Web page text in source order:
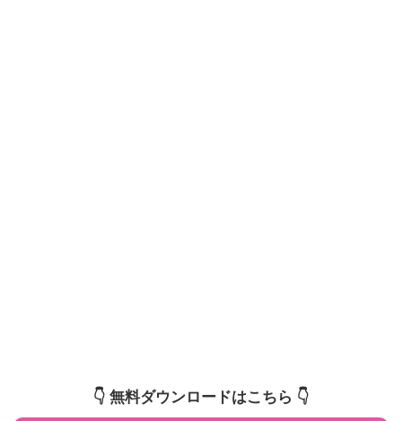
👇️ 無料ダウンロードはこちら 👇️